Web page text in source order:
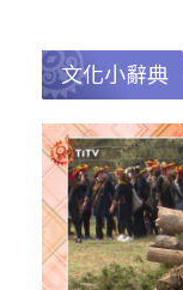
文化小辭典